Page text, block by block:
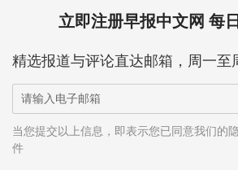
立即注册早报中文网 每
精选报道与评论直达邮箱，周一至
当您提交以上信息，即表示您已同意我们的
件